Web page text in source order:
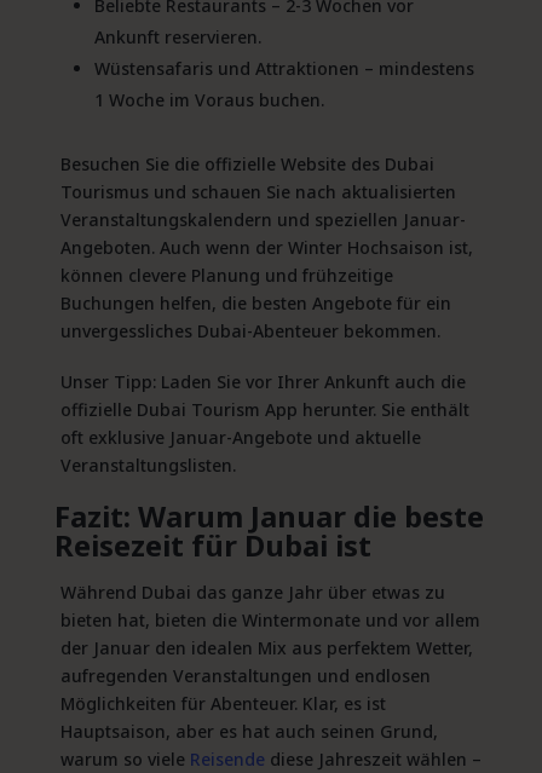
Beliebte Restaurants – 2-3 Wochen vor
Ankunft reservieren.
Wüstensafaris und Attraktionen – mindestens
1 Woche im Voraus buchen.
Besuchen Sie die offizielle Website des Dubai
Tourismus und schauen Sie nach aktualisierten
Veranstaltungskalendern und speziellen Januar-
Angeboten. Auch wenn der Winter Hochsaison ist,
können clevere Planung und frühzeitige
Buchungen helfen, die besten Angebote für ein
unvergessliches Dubai-Abenteuer bekommen.
Unser Tipp: Laden Sie vor Ihrer Ankunft auch die
offizielle Dubai Tourism App herunter. Sie enthält
oft exklusive Januar-Angebote und aktuelle
Veranstaltungslisten.
Fazit: Warum Januar die beste
Reisezeit für Dubai ist
Während Dubai das ganze Jahr über etwas zu
bieten hat, bieten die Wintermonate und vor allem
der Januar den idealen Mix aus perfektem Wetter,
aufregenden Veranstaltungen und endlosen
Möglichkeiten für Abenteuer. Klar, es ist
Hauptsaison, aber es hat auch seinen Grund,
warum so viele Reisendediese Jahreszeit wählen –